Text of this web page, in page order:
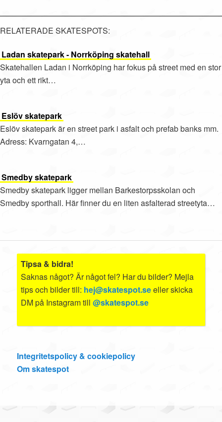
RELATERADE SKATESPOTS:
Ladan skatepark - Norrköping skatehall
Skatehallen Ladan i Norrköping har fokus på street med en stor
yta och ett rikt…
Eslöv skatepark
Eslöv skatepark är en street park i asfalt och prefab banks mm.
Adress: Kvarngatan 4,…
Smedby skatepark
Smedby skatepark ligger mellan Barkestorpsskolan och
Smedby sporthall. Här finner du en liten asfalterad streetyta…
Tipsa & bidra!
Saknas något? Är något fel? Har du bilder? Mejla
tips och bilder till: hej@skatespot.seeller skicka
DM på Instagram till@skatespot.se
Integritetspolicy & cookiepolicy
Om skatespot